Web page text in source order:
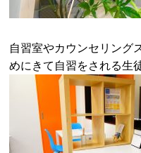
自習室やカウンセリング
めにきて自習をされる生